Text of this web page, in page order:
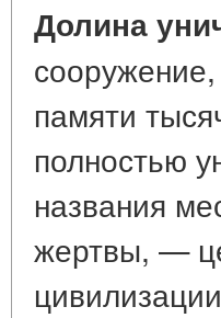
Долина
памяти
полностью
названия
жертвы, —